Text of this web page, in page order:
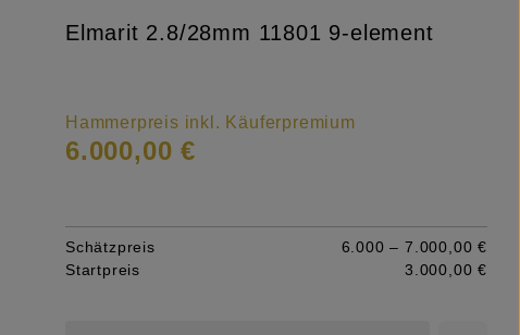
Elmarit 2.8/28mm 11801 9-element
Hammerpreis inkl. Käuferpremium
6.000,00 €
Schätzpreis
6.000 – 7.000,00 €
Startpreis
3.000,00 €